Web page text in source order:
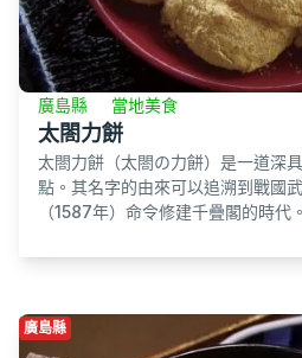
廣島縣 當地美食
太閤力餅
太閤力餅（太閤の力餅）是一道深
點。其名字的由來可以追溯到戰國
（1587年）命令修建千疊閣的時代
廣島縣